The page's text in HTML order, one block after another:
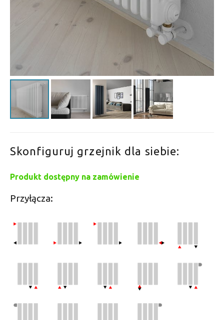
Skonfiguruj grzejnik dla siebie:
Produkt dostępny na zamówienie
Przyłącza: